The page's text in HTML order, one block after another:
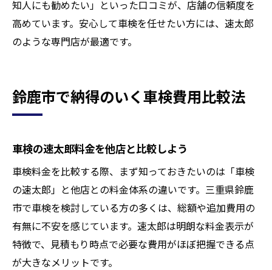
知人にも勧めたい」といった口コミが、店舗の信頼度を
高めています。安心して車検を任せたい方には、速太郎
のような専門店が最適です。
鈴鹿市で納得のいく車検費用比較法
車検の速太郎料金を他店と比較しよう
車検料金を比較する際、まず知っておきたいのは「車検
の速太郎」と他店との料金体系の違いです。三重県鈴鹿
市で車検を検討している方の多くは、総額や追加費用の
有無に不安を感じています。速太郎は明朗な料金表示が
特徴で、見積もり時点で必要な費用がほぼ把握できる点
が大きなメリットです。